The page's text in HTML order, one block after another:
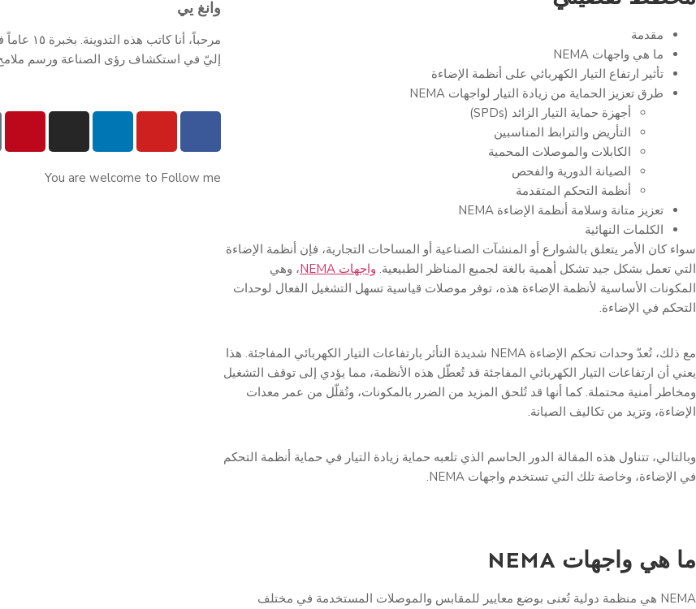
مقدمة
ما هي واجهات NEMA
تأثير ارتفاع التيار الكهربائي على أنظمة الإضاءة
طرق تعزيز الحماية من زيادة التيار لواجهات NEMA
أجهزة حماية التيار الزائد (SPDs)
التأريض والترابط المناسبين
الكابلات والموصلات المحمية
الصيانة الدورية والفحص
أنظمة التحكم المتقدمة
تعزيز متانة وسلامة أنظمة الإضاءة NEMA
الكلمات النهائية
سواء كان الأمر يتعلق بالشوارع أو المنشآت الصناعية أو المساحات التجارية، فإن أنظمة الإضاءة
التي تعمل بشكل جيد تشكل أهمية بالغة لجميع المناظر الطبيعية. واجهات NEMA
، وهي
المكونات الأساسية لأنظمة الإضاءة هذه، توفر موصلات قياسية تسهل التشغيل الفعال لوحدات
التحكم في الإضاءة.
مع ذلك، تُعدّ وحدات تحكم الإضاءة NEMA شديدة التأثر بارتفاعات التيار الكهربائي المفاجئة. هذا
يعني أن ارتفاعات التيار الكهربائي المفاجئة قد تُعطّل هذه الأنظمة، مما يؤدي إلى توقف التشغيل
ومخاطر أمنية محتملة. كما أنها قد تُلحق المزيد من الضرر بالمكونات، وتُقلّل من عمر معدات
الإضاءة، وتزيد من تكاليف الصيانة.
وبالتالي، تتناول هذه المقالة الدور الحاسم الذي تلعبه حماية زيادة التيار في حماية أنظمة التحكم
في الإضاءة، وخاصة تلك التي تستخدم واجهات NEMA.
ما هي واجهات NEMA
NEMA هي منظمة دولية تُعنى بوضع معايير للمقابس والموصلات المستخدمة في مختلف
وانغ يي
مرحباً،
إليّ في استكشاف رؤى الصناعة ورسم ملامح
You are welcome to Follow me